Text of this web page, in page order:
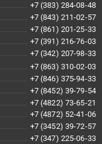
+7 (383) 284-08-48
+7 (843) 211-02-57
+7 (861) 201-25-33
+7 (391) 216-76-03
+7 (342) 207-98-33
+7 (863) 310-02-03
+7 (846) 375-94-33
+7 (8452) 39-79-54
+7 (4822) 73-65-21
+7 (4872) 52-41-06
+7 (3452) 39-72-57
+7 (347) 225-06-33